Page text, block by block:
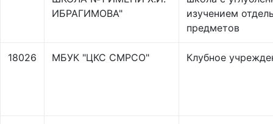
ИБРАГИМОВА"
изучением
предметов
18026 МБУК "ЦКС СМРСО" Клубное